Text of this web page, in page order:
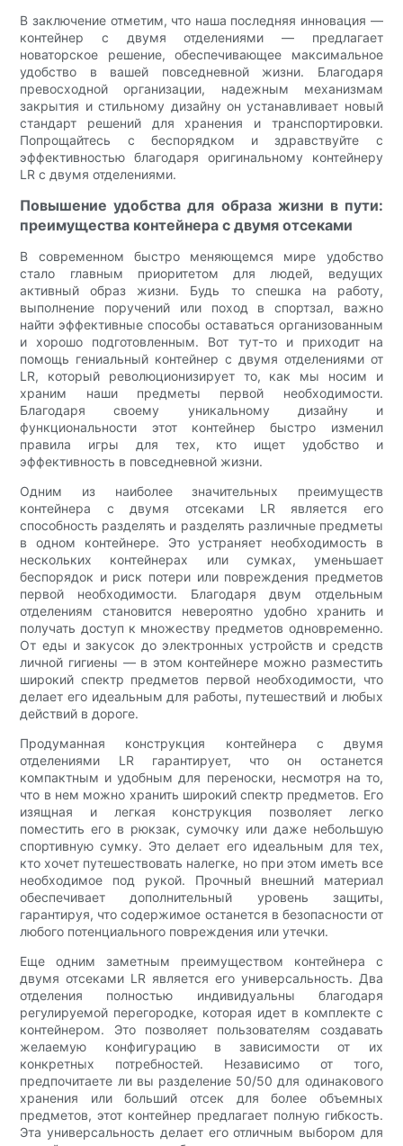
В заключение отметим, что наша последняя инновация —
контейнер с двумя отделениями — предлагает
новаторское решение, обеспечивающее максимальное
удобство в вашей повседневной жизни. Благодаря
превосходной организации, надежным механизмам
закрытия и стильному дизайну он устанавливает новый
стандарт решений для хранения и транспортировки.
Попрощайтесь с беспорядком и здравствуйте с
эффективностью благодаря оригинальному контейнеру
LR с двумя отделениями.
Повышение удобства для образа жизни в пути:
преимущества контейнера с двумя отсеками
В современном быстро меняющемся мире удобство
стало главным приоритетом для людей, ведущих
активный образ жизни. Будь то спешка на работу,
выполнение поручений или поход в спортзал, важно
найти эффективные способы оставаться организованным
и хорошо подготовленным. Вот тут-то и приходит на
помощь гениальный контейнер с двумя отделениями от
LR, который революционизирует то, как мы носим и
храним наши предметы первой необходимости.
Благодаря своему уникальному дизайну и
функциональности этот контейнер быстро изменил
правила игры для тех, кто ищет удобство и
эффективность в повседневной жизни.
Одним из наиболее значительных преимуществ
контейнера с двумя отсеками LR является его
способность разделять и разделять различные предметы
в одном контейнере. Это устраняет необходимость в
нескольких контейнерах или сумках, уменьшает
беспорядок и риск потери или повреждения предметов
первой необходимости. Благодаря двум отдельным
отделениям становится невероятно удобно хранить и
получать доступ к множеству предметов одновременно.
От еды и закусок до электронных устройств и средств
личной гигиены — в этом контейнере можно разместить
широкий спектр предметов первой необходимости, что
делает его идеальным для работы, путешествий и любых
действий в дороге.
Продуманная конструкция контейнера с двумя
отделениями LR гарантирует, что он останется
компактным и удобным для переноски, несмотря на то,
что в нем можно хранить широкий спектр предметов. Его
изящная и легкая конструкция позволяет легко
поместить его в рюкзак, сумочку или даже небольшую
спортивную сумку. Это делает его идеальным для тех,
кто хочет путешествовать налегке, но при этом иметь все
необходимое под рукой. Прочный внешний материал
обеспечивает дополнительный уровень защиты,
гарантируя, что содержимое останется в безопасности от
любого потенциального повреждения или утечки.
Еще одним заметным преимуществом контейнера с
двумя отсеками LR является его универсальность. Два
отделения полностью индивидуальны благодаря
регулируемой перегородке, которая идет в комплекте с
контейнером. Это позволяет пользователям создавать
желаемую конфигурацию в зависимости от их
конкретных потребностей. Независимо от того,
предпочитаете ли вы разделение 50/50 для одинакового
хранения или больший отсек для более объемных
предметов, этот контейнер предлагает полную гибкость.
Эта универсальность делает его отличным выбором для